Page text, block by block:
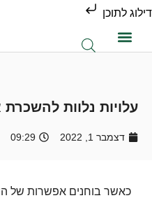
דילוג לתוכן
עלויות נלוות להשכרת
דצמבר 1, 2022 09:29
כאשר בוחנים אפשרות של